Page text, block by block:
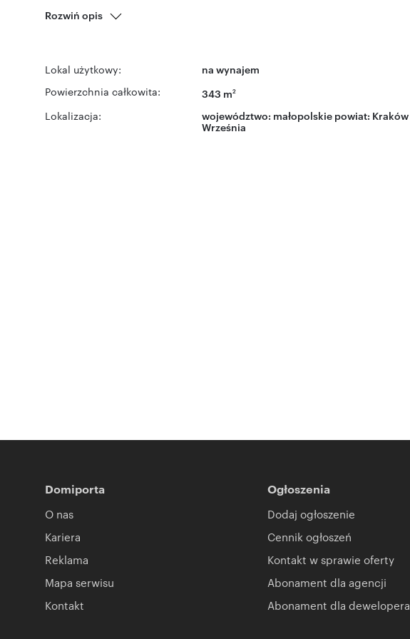
Rozwiń opis
Lokal użytkowy: na wynajem
Powierzchnia całkowita: 343 m2
Lokalizacja: województwo: małopolskie powiat: Kraków
Września
Domiporta
O nas
Kariera
Reklama
Mapa serwisu
Kontakt
Ogłoszenia
Dodaj ogłoszenie
Cennik ogłoszeń
Kontakt w sprawie oferty
Abonament dla agencji
Abonament dla dewelopera